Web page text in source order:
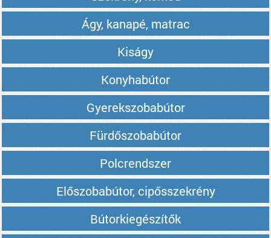
Ágy, kanapé, matrac
Kiságy
Konyhabútor
Gyerekszobabútor
Fürdőszobabútor
Polcrendszer
Előszobabútor, cipősszekrény
Bútorkiegészítők